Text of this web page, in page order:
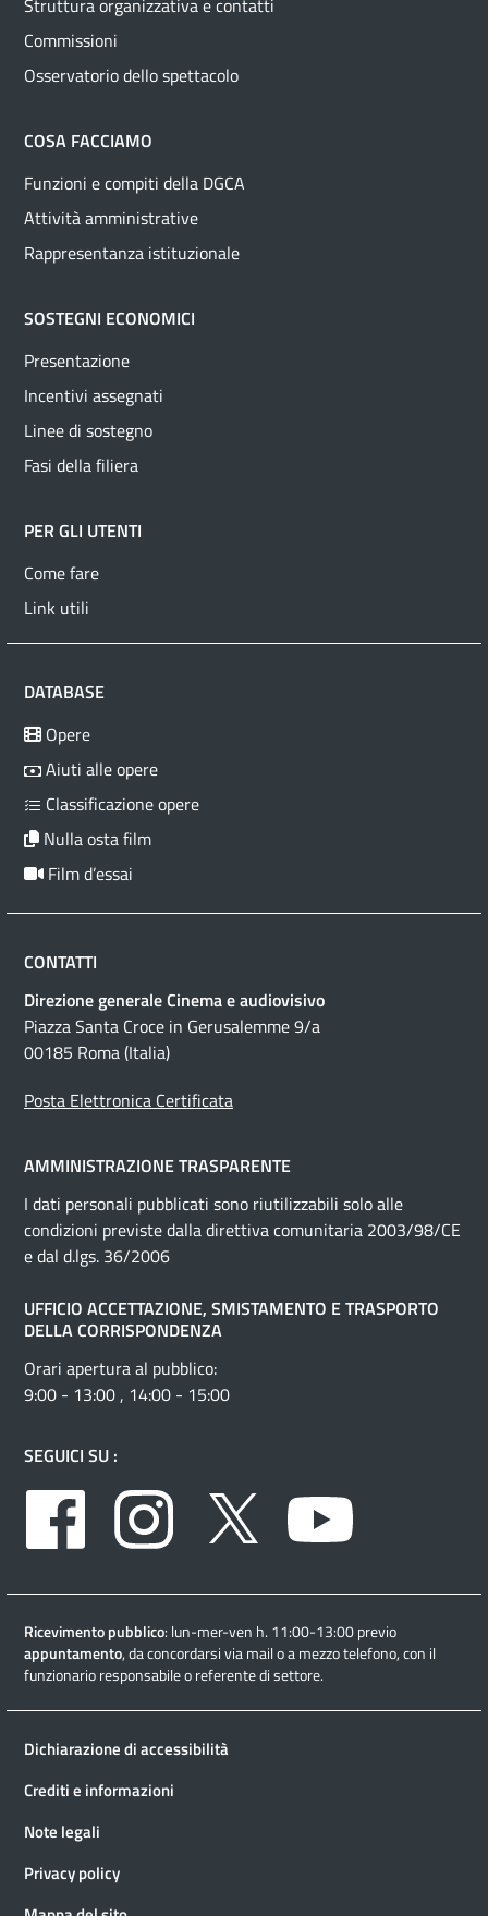
Struttura organizzativa e contatti
Commissioni
Osservatorio dello spettacolo
COSA FACCIAMO
Funzioni e compiti della DGCA
Attività amministrative
Rappresentanza istituzionale
SOSTEGNI ECONOMICI
Presentazione
Incentivi assegnati
Linee di sostegno
Fasi della filiera
PER GLI UTENTI
Come fare
Link utili
DATABASE
Opere
Aiuti alle opere
Classificazione opere
Nulla osta film
Film d’essai
CONTATTI
Direzione generale Cinema e audiovisivo
Piazza Santa Croce in Gerusalemme 9/a
00185 Roma (Italia)
Posta Elettronica Certificata
AMMINISTRAZIONE TRASPARENTE
I dati personali pubblicati sono riutilizzabili solo alle
condizioni previste dalla direttiva comunitaria 2003/98/CE
e dal d.lgs. 36/2006
UFFICIO ACCETTAZIONE, SMISTAMENTO E TRASPORTO
DELLA CORRISPONDENZA
Orari apertura al pubblico:
9:00 - 13:00 , 14:00 - 15:00
SEGUICI SU :
Facebook
Instagram Twitter
Ricevimento pubblico: lun-mer-ven h. 11:00-13:00 previo
appuntamento, da concordarsi via mail o a mezzo telefono, con il
funzionario responsabile o referente di settore.
Dichiarazione di accessibilità
Crediti e informazioni
Note legali
Privacy policy